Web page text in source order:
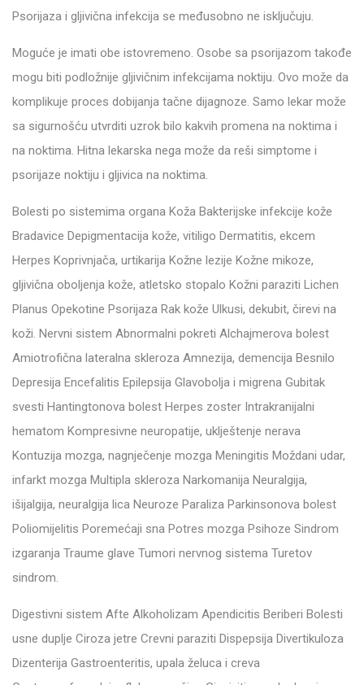
Psorijaza i gljivična infekcija se međusobno ne isključuju.
Moguće je imati obe istovremeno. Osobe sa psorijazom takođe
mogu biti podložnije gljivičnim infekcijama noktiju. Ovo može da
komplikuje proces dobijanja tačne dijagnoze. Samo lekar može
sa sigurnošću utvrditi uzrok bilo kakvih promena na noktima i
na noktima. Hitna lekarska nega može da reši simptome i
psorijaze noktiju i gljivica na noktima.
Bolesti po sistemima organa Koža Bakterijske infekcije kože
Bradavice Depigmentacija kože, vitiligo Dermatitis, ekcem
Herpes Koprivnjača, urtikarija Kožne lezije Kožne mikoze,
gljivična oboljenja kože, atletsko stopalo Kožni paraziti Lichen
Planus Opekotine Psorijaza Rak kože Ulkusi, dekubit, čirevi na
koži. Nervni sistem Abnormalni pokreti Alchajmerova bolest
Amiotrofična lateralna skleroza Amnezija, demencija Besnilo
Depresija Encefalitis Epilepsija Glavobolja i migrena Gubitak
svesti Hantingtonova bolest Herpes zoster Intrakranijalni
hematom Kompresivne neuropatije, uklještenje nerava
Kontuzija mozga, nagnječenje mozga Meningitis Moždani udar,
infarkt mozga Multipla skleroza Narkomanija Neuralgija,
išijalgija, neuralgija lica Neuroze Paraliza Parkinsonova bolest
Poliomijelitis Poremećaji sna Potres mozga Psihoze Sindrom
izgaranja Traume glave Tumori nervnog sistema Turetov
sindrom.
Digestivni sistem Afte Alkoholizam Apendicitis Beriberi Bolesti
usne duplje Ciroza jetre Crevni paraziti Dispepsija Divertikuloza
Dizenterija Gastroenteritis, upala želuca i creva